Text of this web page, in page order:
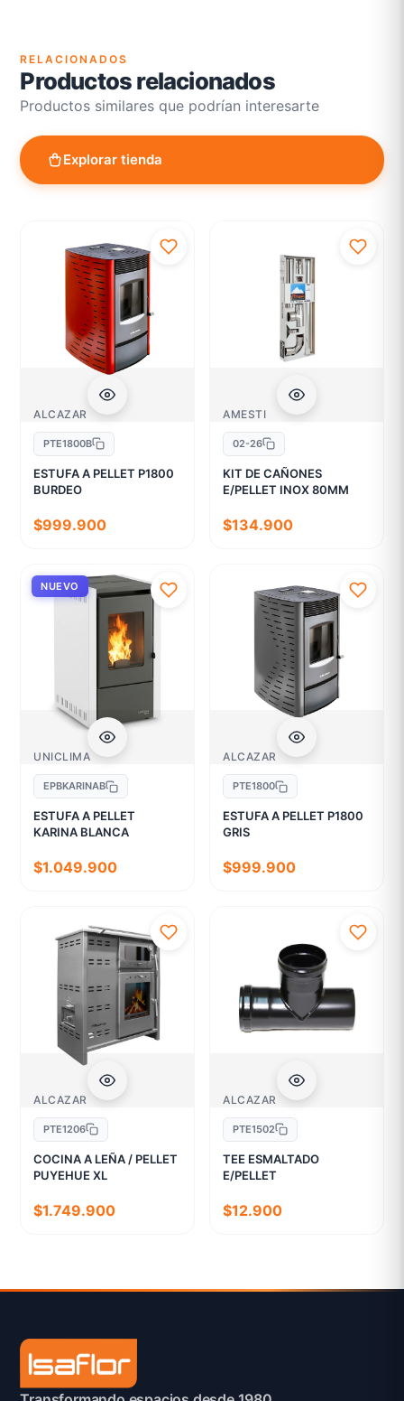
RELACIONADOS
Productos relacionados
Productos similares que podrían interesarte
Explorar tienda
ALCAZAR
PTE1800B
ESTUFA A PELLET P1800
BURDEO
$999.900
AMESTI
02-26
KIT DE CAÑONES
E/PELLET INOX 80MM
$134.900
NUEVO
UNICLIMA
EPBKARINAB
ESTUFA A PELLET
KARINA BLANCA
$1.049.900
ALCAZAR
PTE1800
ESTUFA A PELLET P1800
GRIS
$999.900
ALCAZAR
PTE1206
COCINA A LEÑA / PELLET
PUYEHUE XL
$1.749.900
ALCAZAR
PTE1502
TEE ESMALTADO
E/PELLET
$12.900